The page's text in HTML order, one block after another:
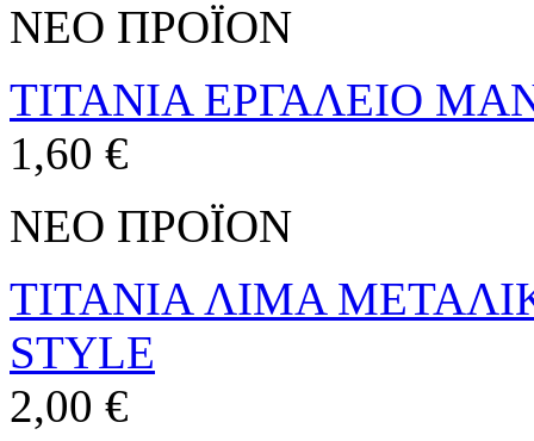
ΝΕΟ ΠΡΟΪΟΝ
ΤΙΤΑΝΙΑ ΕΡΓΑΛΕΙΟ
1,60 €
ΝΕΟ ΠΡΟΪΟΝ
TITANIA ΛΙΜΑ
STYLE
2,00 €